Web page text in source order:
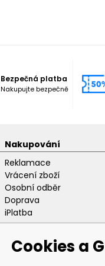
Bezpečná platba
Nakupujte bezpečně
Nakupování
Reklamace
Vrácení zboží
Osobní odběr
Doprava
iPlatba
Cookies a